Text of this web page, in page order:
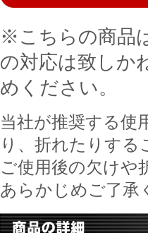
※こちらの商品
の対応は致しか
めください。
当社が推奨する使
り、折れたりす
ご使用後の欠けや
あらかじめご了承